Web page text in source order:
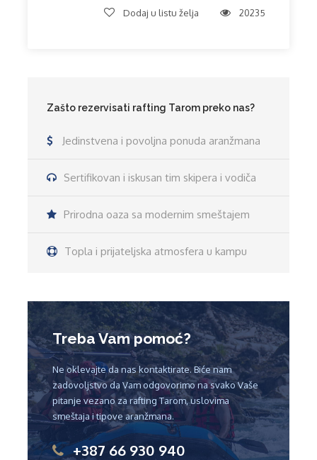
Dodaj u listu želja 20235
Zašto rezervisati rafting Tarom preko nas?
Jedinstvena i povoljna ponuda aranžmana
Sertifikovan i iskusan tim skipera i vodiča
Prirodna oaza sa modernim smeštajem
Topla i prijateljska atmosfera u kampu
Treba Vam pomoć?
Ne oklevajte da nas kontaktirate. Biće nam
zadovoljstvo da Vam odgovorimo na svako Vaše
pitanje vezano za rafting Tarom, uslovima
smeštaja i tipove aranžmana.
+387 66 930 940